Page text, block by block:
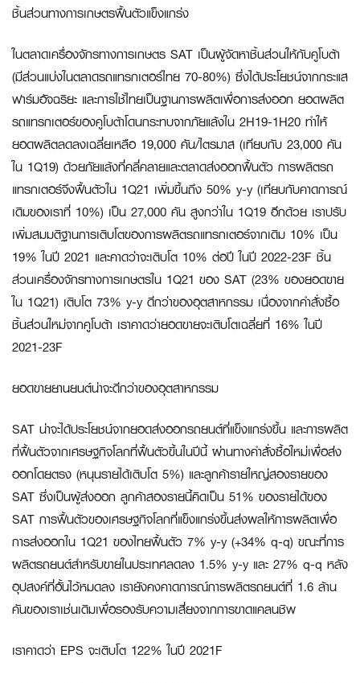
ชิ้นส่วนทางการเกษตรฟื้นตัวแข็งแกร่ง
ในตลาดเครื่องจักรทางการเกษตร SAT เป็นผู้จัดหาชิ้นส่วนให้กับคูโบต้า
(มีส่วนแบ่งในตลาดรถแทรกเตอร์ไทย 70-80%) ซึ่งได้ประโยชน์จากกระแส
ฟาร์มอัจฉริยะ และการใช้ไทยเป็นฐานการผลิตเพื่อการส่งออก ยอดผลิต
รถแทรกเตอร์ของคูโบต้าโดนกระทบจากภัยแล้งใน 2H19-1H20 ทำให้
ยอดผลิตลดลงเฉลี่ยเหลือ 19,000 คัน/ไตรมาส (เทียบกับ 23,000 คัน
ใน 1Q19) ด้วยภัยแล้งที่คลี่คลายและตลาดส่งออกฟื้นตัว การผลิตรถ
แทรกเตอร์จึงฟื้นตัวใน 1Q21 เพิ่มขึ้นถึง 50% y-y (เทียบกับคาดการณ์
เดิมของเราที่ 10%) เป็น 27,000 คัน สูงกว่าใน 1Q19 อีกด้วย เราปรับ
เพิ่มสมมติฐานการเติบโตของการผลิตรถแทรกเตอร์จากเดิม 10% เป็น
19% ในปี 2021 และคาดว่าจะเติบโต 10% ต่อปี ในปี 2022-23F ชิ้น
ส่วนเครื่องจักรทางการเกษตรใน 1Q21 ของ SAT (23% ของยอดขาย
ใน 1Q21) เติบโต 73% y-y ดีกว่าของอุตสาหกรรม เนื่องจากคำสั่งซื้อ
ชิ้นส่วนใหม่จากคูโบต้า เราคาดว่ายอดขายจะเติบโตเฉลี่ยที่ 16% ในปี
2021-23F
ยอดขายยานยนต์น่าจะดีกว่าของอุตสาหกรรม
SAT น่าจะได้ประโยชน์จากยอดส่งออกรถยนต์ที่แข็งแกร่งขึ้น และการผลิต
ที่ฟื้นตัวจากเศรษฐกิจโลกที่ฟื้นตัวขึ้นในปีนี้ ผ่านทางคำสั่งซื้อใหม่เพื่อส่ง
ออกโดยตรง (หนุนรายได้เติบโต 5%) และลูกค้ารายใหญ่สองรายของ
SAT ซึ่งเป็นผู้ส่งออก ลูกค้าสองรายนี้คิดเป็น 51% ของรายได้ของ
SAT การฟื้นตัวของเศรษฐกิจโลกที่แข็งแกร่งขึ้นส่งผลให้การผลิตเพื่อ
การส่งออกใน 1Q21 ของไทยฟื้นตัว 7% y-y (+34% q-q) ขณะที่การ
ผลิตรถยนต์สำหรับขายในประเทศลดลง 1.5% y-y และ 27% q-q หลัง
อุปสงค์ที่อั้นไว้หมดลง เรายังคงคาดการณ์การผลิตรถยนต์ที่ 1.6 ล้าน
คันของเราเช่นเดิมเพื่อรองรับความเสี่ยงจากการขาดแคลนชิพ
เราคาดว่า EPS จะเติบโต 122% ในปี 2021F